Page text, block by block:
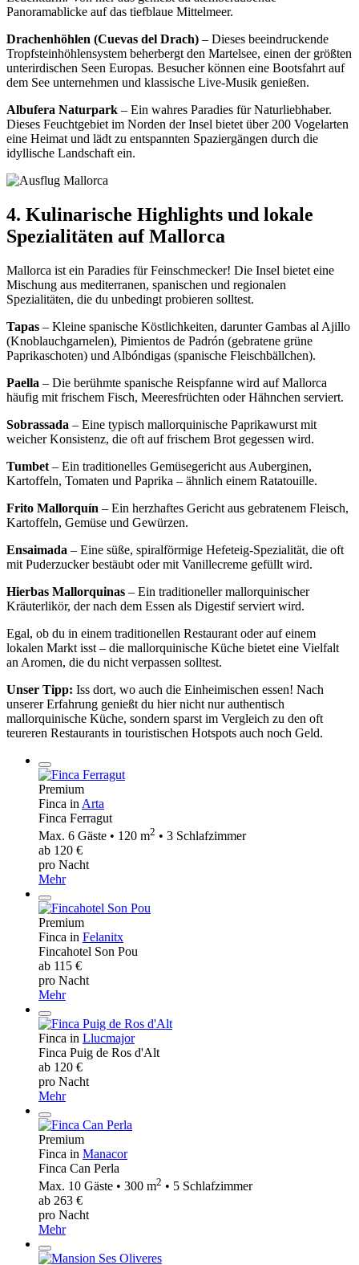
Panoramablicke auf das tiefblaue Mittelmeer.
Drachenhöhlen (Cuevas del Drach) – Dieses beeindruckende
Tropfsteinhöhlensystem beherbergt den Martelsee, einen der größten
unterirdischen Seen Europas. Besucher können eine Bootsfahrt auf
dem See unternehmen und klassische Live-Musik genießen.
Albufera Naturpark – Ein wahres Paradies für Naturliebhaber.
Dieses Feuchtgebiet im Norden der Insel bietet über 200 Vogelarten
eine Heimat und lädt zu entspannten Spaziergängen durch die
idyllische Landschaft ein.
4. Kulinarische Highlights und lokale
Spezialitäten auf Mallorca
Mallorca ist ein Paradies für Feinschmecker! Die Insel bietet eine
Mischung aus mediterranen, spanischen und regionalen
Spezialitäten, die du unbedingt probieren solltest.
Tapas – Kleine spanische Köstlichkeiten, darunter Gambas al Ajillo
(Knoblauchgarnelen), Pimientos de Padrón (gebratene grüne
Paprikaschoten) und Albóndigas (spanische Fleischbällchen).
Paella – Die berühmte spanische Reispfanne wird auf Mallorca
häufig mit frischem Fisch, Meeresfrüchten oder Hähnchen serviert.
Sobrassada – Eine typisch mallorquinische Paprikawurst mit
weicher Konsistenz, die oft auf frischem Brot gegessen wird.
Tumbet – Ein traditionelles Gemüsegericht aus Auberginen,
Kartoffeln, Tomaten und Paprika – ähnlich einem Ratatouille.
Frito Mallorquín – Ein herzhaftes Gericht aus gebratenem Fleisch,
Kartoffeln, Gemüse und Gewürzen.
Ensaimada – Eine süße, spiralförmige Hefeteig-Spezialität, die oft
mit Puderzucker bestäubt oder mit Vanillecreme gefüllt wird.
Hierbas Mallorquinas – Ein traditioneller mallorquinischer
Kräuterlikör, der nach dem Essen als Digestif serviert wird.
Egal, ob du in einem traditionellen Restaurant oder auf einem
lokalen Markt isst – die mallorquinische Küche bietet eine Vielfalt
an Aromen, die du nicht verpassen solltest.
Unser Tipp: Iss dort, wo auch die Einheimischen essen! Nach
unserer Erfahrung genießt du hier nicht nur authentisch
mallorquinische Küche, sondern sparst im Vergleich zu den oft
teureren Restaurants in touristischen Hotspots auch noch Geld.
Premium
Finca in Arta
Finca Ferragut
Max. 6 Gäste • 120 m2 • 3 Schlafzimmer
ab 120 €
pro Nacht
Mehr
Premium
Finca in Felanitx
Fincahotel Son Pou
ab 115 €
pro Nacht
Mehr
Finca in Llucmajor
Finca Puig de Ros d'Alt
ab 120 €
pro Nacht
Mehr
Premium
Finca in Manacor
Finca Can Perla
Max. 10 Gäste • 300 m2 • 5 Schlafzimmer
ab 263 €
pro Nacht
Mehr